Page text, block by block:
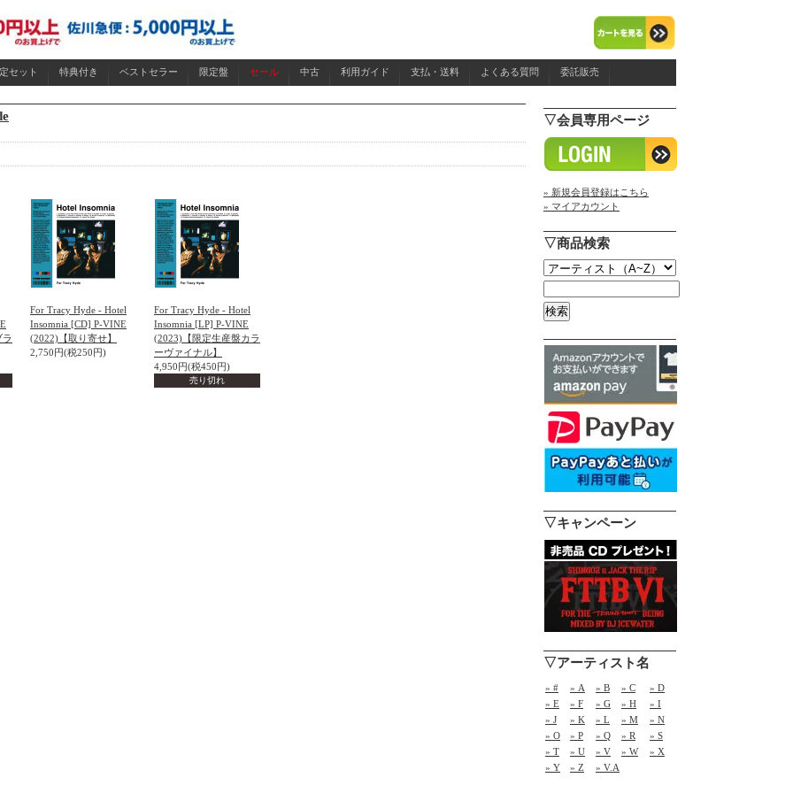
セット 特典付き ベストセラー 限定盤 セール 中古 利用ガイド 支払・送料 よくある質問 委託販売
For Tracy Hyde - Hotel
Insomnia [CD] P-VINE
(2022)【取り寄せ】
2,750円(税250円)
For Tracy Hyde - Hotel
Insomnia [LP] P-VINE
(2023)【限定生産盤カラ
ーヴァイナル】
4,950円(税450円)
売り切れ
▽会員専用ページ
» 新規会員登録はこちら
» マイアカウント
▽商品検索
▽キャンペーン
▽アーティスト名
» # » A » B » C
» D
» E
» F » G » H
» I
» J
» K » L » M
» N
» O
» P » Q » R
» S
» T
» U » V » W
» X
» Y
» Z » V.A